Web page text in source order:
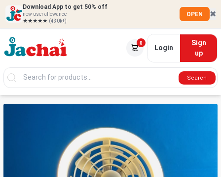
Download App to get 50% off
new user allowance
★★★★★ (430k+)
OPEN ✖
0
Login
Sign
up
Search